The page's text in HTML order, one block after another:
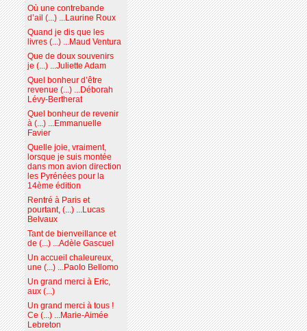
Où une contrebande
d’ail (...) ...Laurine Roux
Quand je dis que les
livres (...) ...Maud Ventura
Que de doux souvenirs
je (...) ...Juliette Adam
Quel bonheur d’être
revenue (...) ...Déborah
Lévy-Bertherat
Quel bonheur de revenir
à (...) ...Emmanuelle
Favier
Quelle joie, vraiment,
lorsque je suis montée
dans mon avion direction
les Pyrénées pour la
14ème édition
Rentré à Paris et
pourtant, (...) ...Lucas
Belvaux
Tant de bienveillance et
de (...) ...Adèle Gascuel
Un accueil chaleureux,
une (...) ...Paolo Bellomo
Un grand merci à Eric,
aux (...)
Un grand merci à tous !
Ce (...) ...Marie-Aimée
Lebreton